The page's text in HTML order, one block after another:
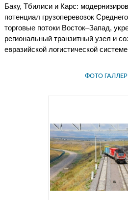
Баку, Тбилиси и Карс:
потенциал грузоперевозок
торговые потоки Восток–Запад,
региональный транзитный узел и
евразийской логистической
ФОТО